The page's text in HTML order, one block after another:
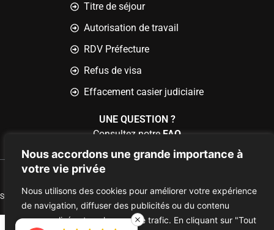
Nous accordons une grande importance à
votre vie privée
Nous utilisons des cookies pour améliorer votre expérience
de navigation, diffuser des publicités ou du contenu
personnalisés et analyser notre trafic. En cliquant sur "Tout
Titre de séjour
Autorisation de travail
RDV Préfecture
Refus de visa
Effacement casier judiciaire
UNE QUESTION ?
Consultez notre FAQ
© 2023 AMERHA AVOCAT
Mentions légales | Politique de confidentialité
Site Réalisé par